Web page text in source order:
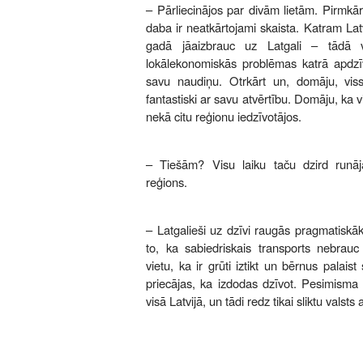
– Pārliecinājos par divām lietām.
daba ir neatkārtojami skaista. Katram
gadā jāaizbrauc uz Latgali – tādā
lokālekonomiskās problēmas katrā
savu naudiņu. Otrkārt un, domāju,
fantastiski ar savu atvērtību. Domāju, ka
nekā citu reģionu iedzīvotājos.
– Tiešām? Visu laiku taču dzird
reģions.
– Latgalieši uz dzīvi raugās
to, ka sabiedriskais transports
vietu, ka ir grūti iztikt un bērnus
priecājas, ka izdodas dzīvot.
visā Latvijā, un tādi redz tikai sliktu valsts